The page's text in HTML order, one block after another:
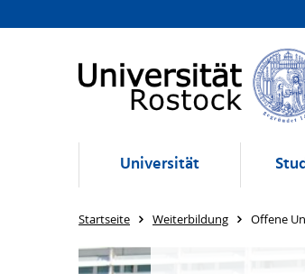
Universität
Startseite Weiterbildung Offene